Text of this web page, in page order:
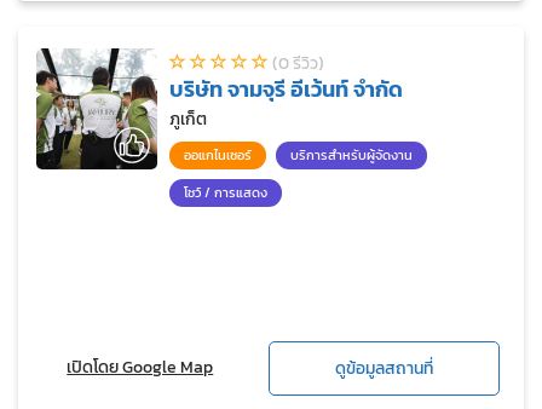
(0 รีวิว)
บริษัท จามจุรี อีเว้นท์ จำกัด
ภูเก็ต
ออแกไนเซอร์
บริการสำหรับผู้จัดงาน
โชว์ / การแสดง
เปิดโดย Google Map ดูข้อมูลสถานที่